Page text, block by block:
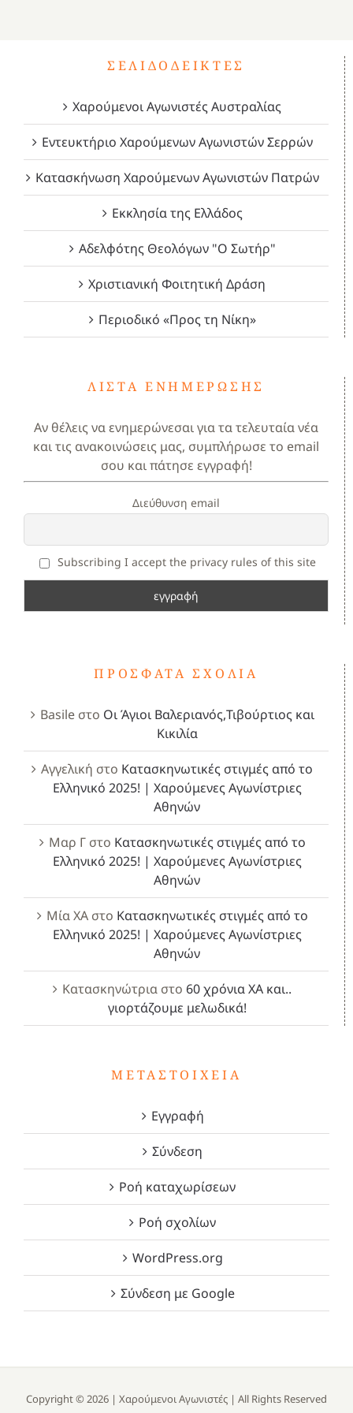
ΣΕΛΙΔΟΔΕΊΚΤΕΣ
Χαρούμενοι Αγωνιστές Αυστραλίας
Εντευκτήριο Χαρούμενων Αγωνιστών Σερρών
Κατασκήνωση Χαρούμενων Αγωνιστών Πατρών
Εκκλησία της Ελλάδος
Αδελφότης Θεολόγων "Ο Σωτήρ"
Χριστιανική Φοιτητική Δράση
Περιοδικό «Προς τη Νίκη»
ΛΊΣΤΑ ΕΝΗΜΈΡΩΣΗΣ
Αν θέλεις να ενημερώνεσαι για τα τελευταία νέα
και τις ανακοινώσεις μας, συμπλήρωσε το email
σου και πάτησε εγγραφή!
Διεύθυνση email
Subscribing I accept the privacy rules of this site
ΠΡΌΣΦΑΤΑ ΣΧΌΛΙΑ
Basileστο Οι Άγιοι Βαλεριανός,Τιβούρτιος και
Κικιλία
Αγγελική στο Κατασκηνωτικές στιγμές από το
Ελληνικό 2025! | Χαρούμενες Αγωνίστριες
Αθηνών
Μαρ Γστο Κατασκηνωτικές στιγμές από το
Ελληνικό 2025! | Χαρούμενες Αγωνίστριες
Αθηνών
Μία ΧΑστο Κατασκηνωτικές στιγμές από το
Ελληνικό 2025! | Χαρούμενες Αγωνίστριες
Αθηνών
Κατασκηνώτρια στο 60 χρόνια ΧΑ και..
γιορτάζουμε μελωδικά!
ΜΕΤΑΣΤΟΙΧΕΊΑ
Εγγραφή
Σύνδεση
Ροή καταχωρίσεων
Ροή σχολίων
WordPress.org
Σύνδεση με Google
Copyright © 2026 | Χαρούμενοι Αγωνιστές | All Rights Reserved